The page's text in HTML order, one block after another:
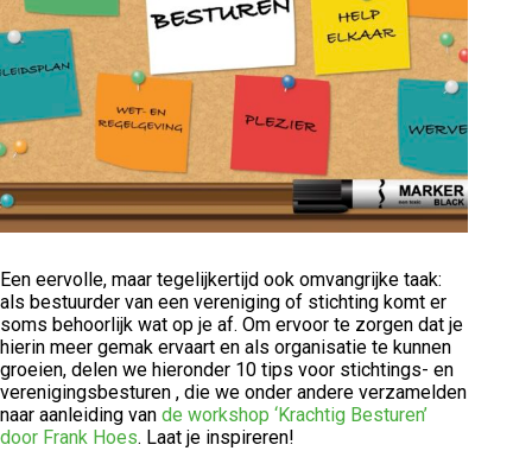
Een eervolle, maar tegelijkertijd ook omvangrijke taak:
als bestuurder van een vereniging of stichting komt er
soms behoorlijk wat op je af. Om ervoor te zorgen dat je
hierin meer gemak ervaart en als organisatie te kunnen
groeien, delen we hieronder 10 tips voor stichtings- en
verenigingsbesturen , die we onder andere verzamelden
naar aanleiding van de workshop ‘Krachtig Besturen’
door Frank Hoes. Laat je inspireren!